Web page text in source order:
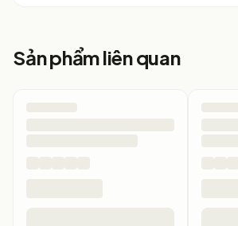
Sản phẩm liên quan